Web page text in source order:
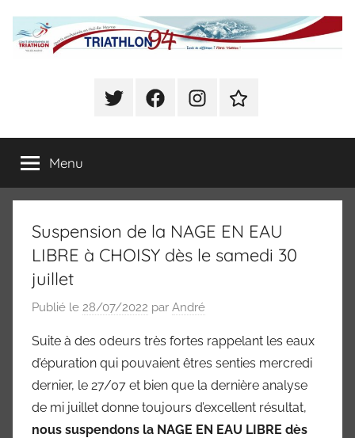
contenu
Comité
de
Triathlon
du
Val
de
Marne
94)
Marne
(Triathlon,
Swim
Run,
Bike
and
Run,
Twitter FacebookInstagram
Se
Présent
CHOISY
Menu
Suspension de la NAGE EN EAU
LIBRE à CHOISY dès le samedi 30
juillet
Publié le 28/07/2022 par André
Suite à des odeurs très fortes rappelant les eaux
d’épuration qui pouvaient êtres senties mercredi
dernier, le 27/07 et bien que la dernière analyse
de mi juillet donne toujours d’excellent résultat,
nous suspendons la NAGE EN EAU LIBRE dès